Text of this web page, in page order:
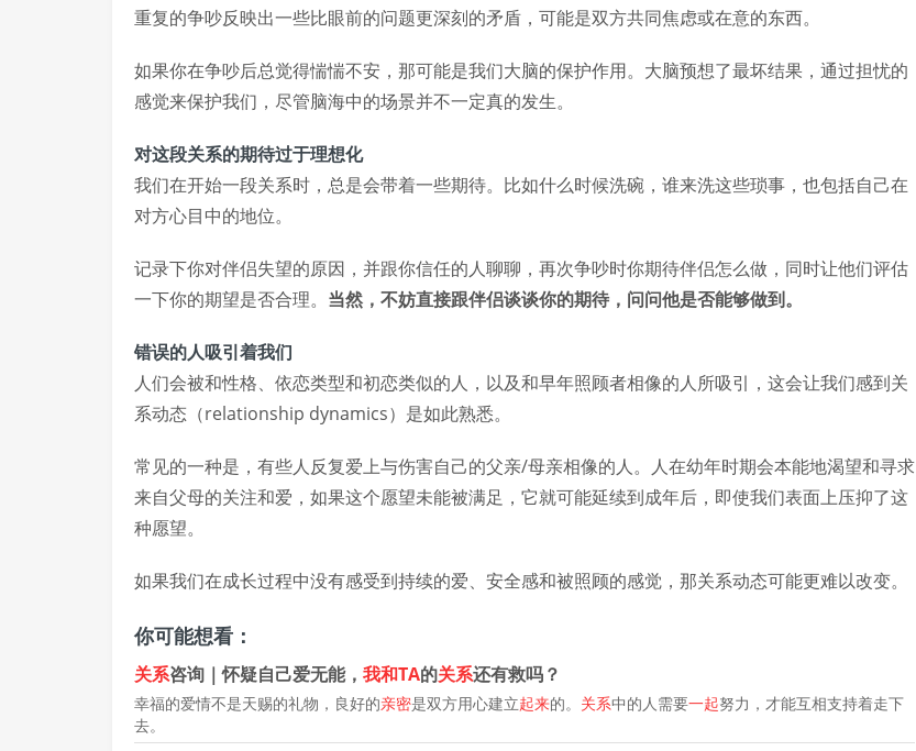
重复的争吵反映出一些比眼前的问题更深刻的矛盾，可能是双方共同焦虑或在意的东西。
如果你在争吵后总觉得惴惴不安，那可能是我们大脑的保护作用。大脑预想了最坏结果，通过担忧的
感觉来保护我们，尽管脑海中的场景并不一定真的发生。
对这段关系的期待过于理想化
我们在开始一段关系时，总是会带着一些期待。比如什么时候洗碗，谁来洗这些琐事，也包括自己在
对方心目中的地位。
记录下你对伴侣失望的原因，并跟你信任的人聊聊，再次争吵时你期待伴侣怎么做，同时让他们评估
一下你的期望是否合理。 当然，不妨直接跟伴侣谈谈你的期待，问问他是否能够做到。
错误的人吸引着我们
人们会被和性格、依恋类型和初恋类似的人，以及和早年照顾者相像的人所吸引，这会让我们感到关
系动态（relationship dynamics）是如此熟悉。
常见的一种是，有些人反复爱上与伤害自己的父亲/母亲相像的人。人在幼年时期会本能地渴望和寻求
来自父母的关注和爱，如果这个愿望未能被满足，它就可能延续到成年后，即使我们表面上压抑了这
种愿望。
如果我们在成长过程中没有感受到持续的爱、安全感和被照顾的感觉，那关系动态可能更难以改变。
你可能想看：
关系咨询｜怀疑自己爱无能， 我和TA的关系还有救吗？
幸福的爱情不是天赐的礼物，良好的亲密是双方用心建立起来的。 关系中的人需要一起努力，才能互相支持着走下
去。